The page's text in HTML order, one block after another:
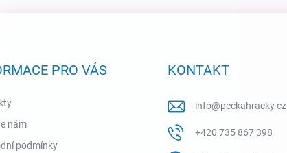
PRO VÁS
nám
podmínky
KONTAKT
info@peckahracky.cz
+420 735 867 398